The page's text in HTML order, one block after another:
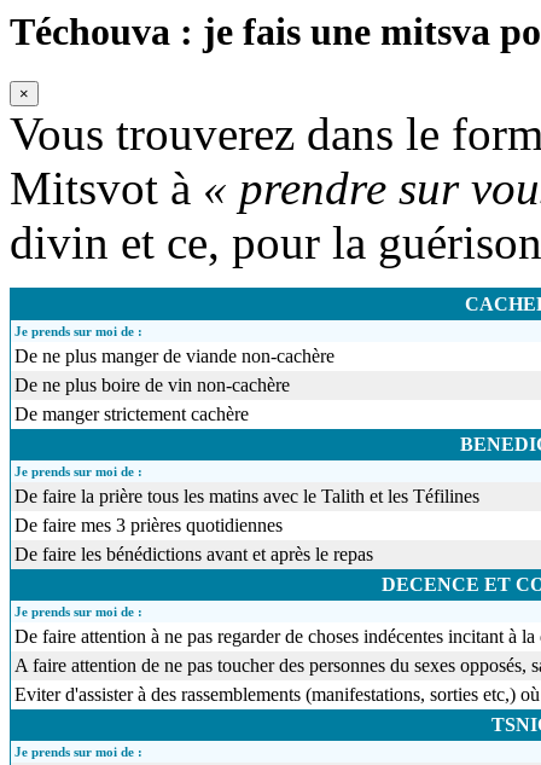
Téchouva : je fais une mitsva
×
Vous trouverez dans le
Mitsvot à « prendre sur
divin et ce, pour la
Je prends sur moi de :
De ne plus manger de viande non-cachère
De ne plus boire de vin non-cachère
De manger strictement cachère
Je prends sur moi de :
De faire la prière tous les matins avec le Talith et les Téfilines
De faire mes 3 prières quotidiennes
De faire les bénédictions avant et après le repas
DECENCE ET
Je prends sur moi de :
De faire attention à ne pas regarder de choses indécentes incitant à
A faire attention de ne pas toucher des personnes du sexes
Eviter d'assister à des rassemblements (manifestations, sorties etc,)
Je prends sur moi de :